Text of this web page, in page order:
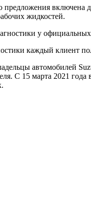
предложения включена
жидкостей.
у
каждый клиент
автомобилей
С 15 марта 2021